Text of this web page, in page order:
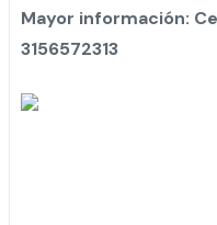
Mayor información:
3156572313